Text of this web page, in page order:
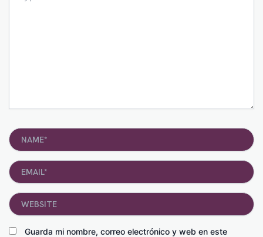
Name*
Email*
Guarda mi nombre, correo electrónico y web en este
Website